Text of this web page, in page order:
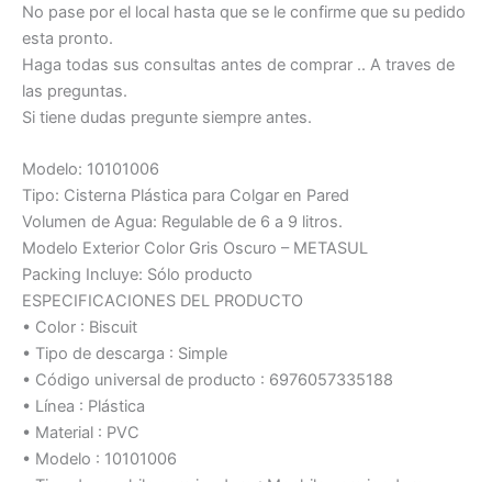
No pase por el local hasta que se le confirme que su pedido
esta pronto.
Haga todas sus consultas antes de comprar .. A traves de
las preguntas.
Si tiene dudas pregunte siempre antes.
Modelo: 10101006
Tipo: Cisterna Plástica para Colgar en Pared
Volumen de Agua: Regulable de 6 a 9 litros.
Modelo Exterior Color Gris Oscuro – METASUL
Packing Incluye: Sólo producto
ESPECIFICACIONES DEL PRODUCTO
• Color : Biscuit
• Tipo de descarga : Simple
• Código universal de producto : 6976057335188
• Línea : Plástica
• Material : PVC
• Modelo : 10101006